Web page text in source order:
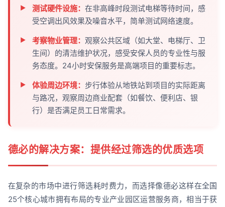
测试硬件设施： 在非高峰时段测试电梯等待时间，感
受空调出风效果及噪音水平，简单测试网络速度。
考察物业管理： 观察公共区域（如大堂、电梯厅、卫
生间）的清洁维护状况，感受安保人员的专业性与服
务态度。24小时安保服务是高端项目的重要标志。
体验周边环境： 步行体验从地铁站到项目的实际距离
与路况，观察周边商业配套（如餐饮、便利店、银
行）是否满足员工日常需求。
德必的解决方案：提供经过筛选的优质选项
在复杂的市场中进行筛选耗时费力，而选择像德必这样在全国
25个核心城市拥有布局的专业产业园区运营服务商，相当于获